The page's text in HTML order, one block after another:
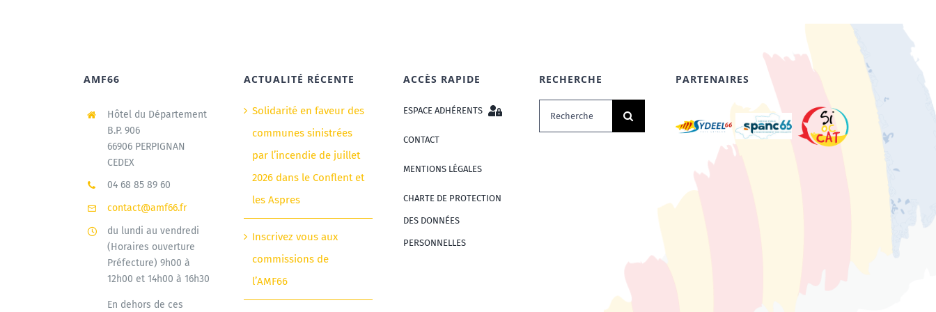
AMF66
Hôtel du Département
B.P. 906
66906 PERPIGNAN
CEDEX
04 68 85 89 60
contact@amf66.fr
du lundi au vendredi
(Horaires ouverture
Préfecture) 9h00 à
12h00 et 14h00 à 16h30
En dehors de ces
ACTUALITÉ RÉCENTE
Solidarité en faveur des
communes sinistrées
par l’incendie de juillet
2026 dans le Conflent et
les Aspres
Inscrivez vous aux
commissions de
l’AMF66
ACCÈS RAPIDE
ESPACE ADHÉRENTS
CONTACT
MENTIONS LÉGALES
CHARTE DE PROTECTION
DES DONNÉES
PERSONNELLES
RECHERCHE
Rechercher:
PARTENAIRES